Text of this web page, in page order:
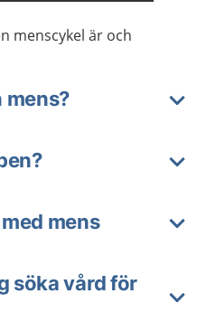
menscykel är och
mens?
mens
söka vård för